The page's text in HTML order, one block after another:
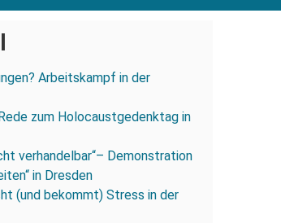
Arbeitskampf in der
zum Holocaustgedenktag in
verhandelbar“– Demonstration
in Dresden
(und bekommt) Stress in der